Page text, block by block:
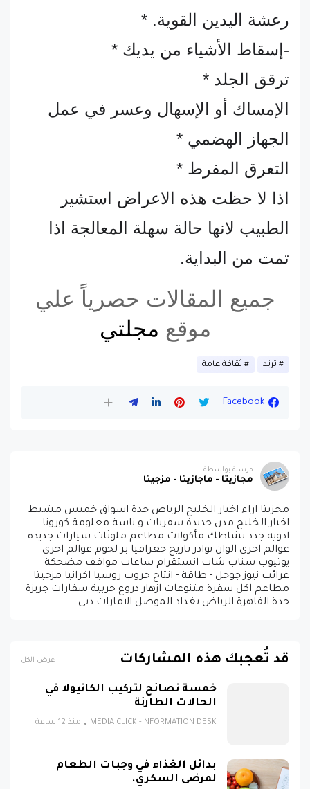
رعشة اليدين القوية. *
-إسقاط الأشياء من يديك *
ترقق الجلد *
الإمساك أو الإسهال وعسر في عمل
الجهاز الهضمي *
التعرق المفرط *
اذا لا حظت هذه الاعراض استشير
الطبيب لانها حالة سهلة المعالجة اذا
تمت من البداية.
جميع المقالات حصرياً علي
موقع مجلتي
ترند ثقافة عامة
Facebook
مرسلة بواسطة
مجازيتا - ماجازيتا - مزجيتا
مجزيتا اراء اخبار الخليج الرياض جدة اسواق خميس مشيط
اخبار الخليج مدن جديدة سفريات و ناسة معلومة كورونا
ادوية جدد نشاطك مأكولات مطاعم ملوثات سيارات جديدة
عوالم اخرى الوان نوادر تاريخ جغرافيا بر لحوم عوالم اخرى
يوتيوب سناب شات انستقرام ساعات مواقف مضحكة
غرائب نيوز جوجل - طاقة - انتاج حروب روسيا اكرانيا مزجيتا
مطاعم اكل سفرة متنوعات ازهار دروع حربية سفارات جريزة
جدة القاهرة الرياض بغداد الموصل الامارات دبي
قد تُعجبك هذه المشاركات عرض الكل
خمسة نصائح لتركيب الكانيولا في
الحالات الطارئة
MEDIA CLICK -INFORMATION DESK منذ 12 ساعة
بدائل الغذاء في وجبات الطعام
لمرضى السكري.